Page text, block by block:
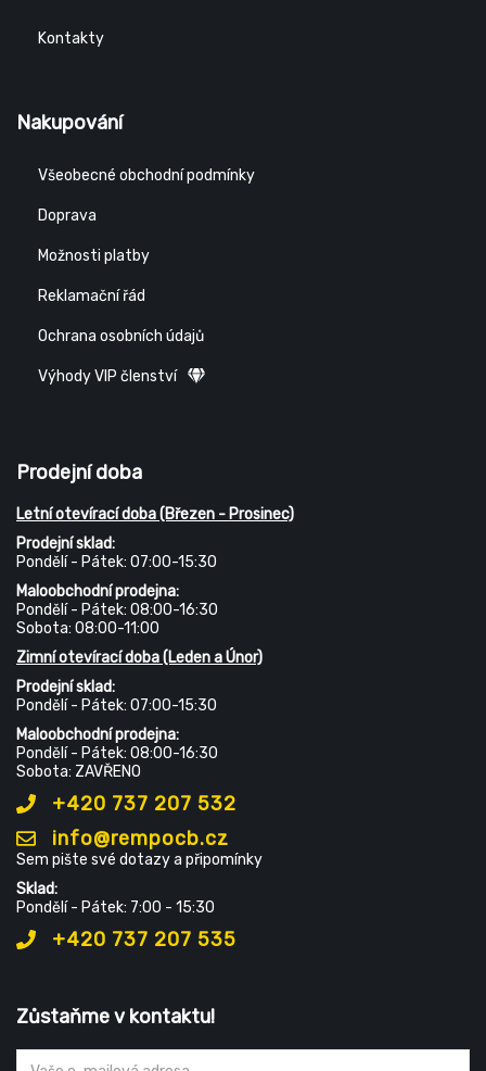
Kontakty
Nakupování
Všeobecné obchodní podmínky
Doprava
Možnosti platby
Reklamační řád
Ochrana osobních údajů
Výhody VIP členství
Prodejní doba
Letní otevírací doba (Březen - Prosinec)
Prodejní sklad:
Pondělí - Pátek: 07:00-15:30
Maloobchodní prodejna:
Pondělí - Pátek: 08:00-16:30
Sobota: 08:00-11:00
Zimní otevírací doba (Leden a Únor)
Prodejní sklad:
Pondělí - Pátek: 07:00-15:30
Maloobchodní prodejna:
Pondělí - Pátek: 08:00-16:30
Sobota: ZAVŘENO
+420 737 207 532
info@rempocb.cz
Sem pište své dotazy a připomínky
Sklad:
Pondělí - Pátek: 7:00 - 15:30
+420 737 207 535
Zůstaňme v kontaktu!